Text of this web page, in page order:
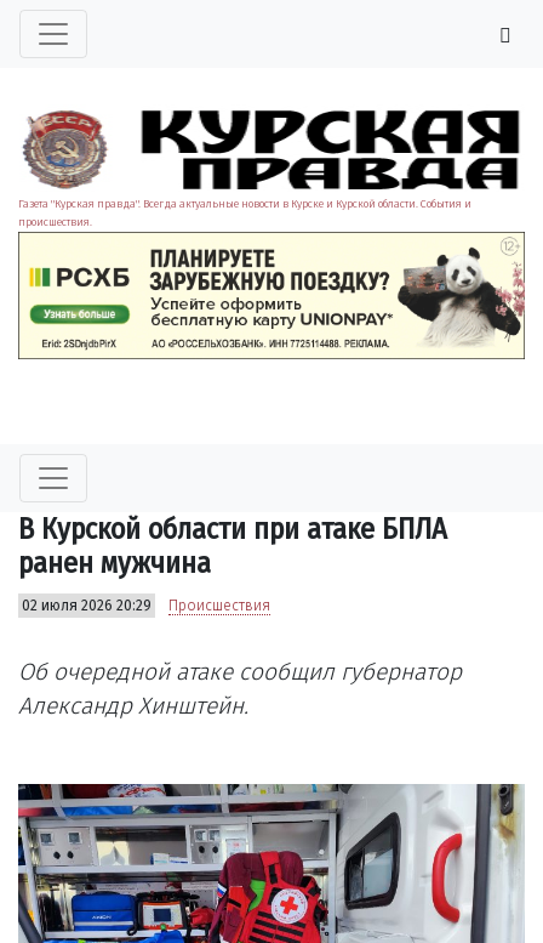
Газета "Курская правда". Всегда актуальные новости в Курске и Курской области. События и
происшествия.
В Курской области при атаке БПЛА
ранен мужчина
02 июля 2026 20:29 Происшествия
Об очередной атаке сообщил губернатор
Александр Хинштейн.